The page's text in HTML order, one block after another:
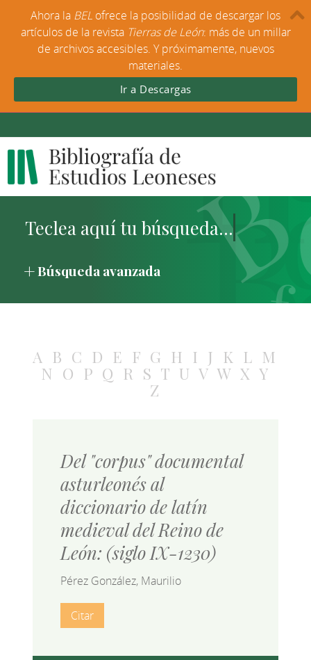
Búsqueda avanzada
A B C D E F G H I J K L M
N O P Q R S T U V W X Y
Z
Del "corpus" documental
asturleonés al
diccionario de latín
medieval del Reino de
León: (siglo IX-1230)
Pérez González, Maurilio
Citar
Ahora la BEL ofrece la posibilidad de descargar los
artículos de la revista Tierras de León: más de un millar
de archivos accesibles. Y próximamente, nuevos
materiales.
Ir a Descargas